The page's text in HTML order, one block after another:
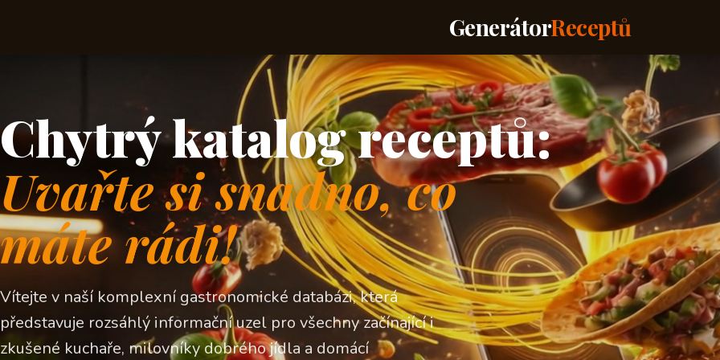
GenerátorReceptů
Chytrý katalog receptů:
Uvařte si snadno, co
máte rádi!
Vítejte v naší komplexní gastronomické databázi, která
představuje rozsáhlý informační uzel pro všechny začínající i
zkušené kuchaře, milovníky dobrého jídla a domácí